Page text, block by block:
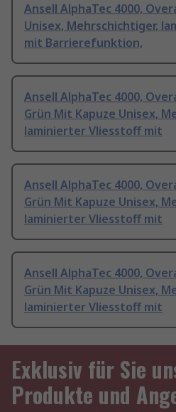
Ansell AlphaTec 4000,
Unisex, Mehrschichtiger,
mit Barrierefunktion,
Ansell AlphaTec 4000,
Grün Mit Kapuze Unisex,
laminierter Vliesstoff mit
Ansell AlphaTec 4000,
Grün Mit Kapuze Unisex,
laminierter Vliesstoff mit
Ansell AlphaTec 4000,
Grün Mit Kapuze Unisex,
laminierter Vliesstoff mit
Exklusiv für Sie
Produkte und